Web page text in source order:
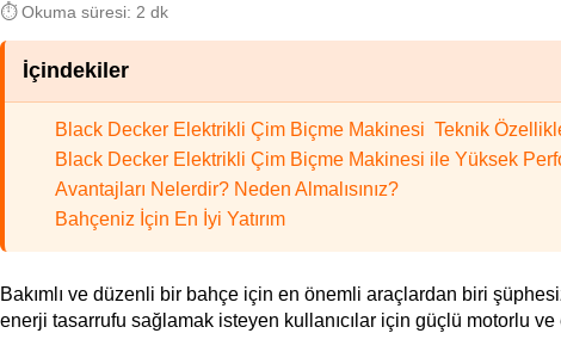
⏱️ Okuma süresi: 2 dk
İçindekiler
Black Decker Elektrikli Çim Biçme Makinesi Teknik
Black Decker Elektrikli Çim Biçme Makinesi ile Yüksek
Avantajları Nelerdir? Neden Almalısınız?
Bahçeniz İçin En İyi Yatırım
Bakımlı ve düzenli bir bahçe için en önemli araçlardan biri
enerji tasarrufu sağlamak isteyen kullanıcılar için güçlü motorlu ve